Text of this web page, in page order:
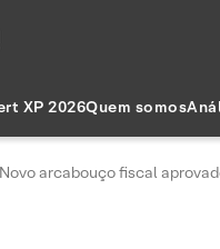
XP 2026Quem somos
Novo arcabouço fiscal